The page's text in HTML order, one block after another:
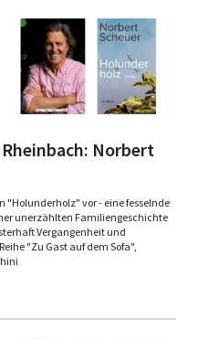
Norbert
"Holunderholz" vor - eine fesselnde
unerzählten Familiengeschichte
Vergangenheit und
"Zu Gast auf dem Sofa",